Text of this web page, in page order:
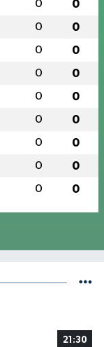
0 0
0 0
0 0
0 0
0 0
0 0
0 0
0 0
0 0
21:30